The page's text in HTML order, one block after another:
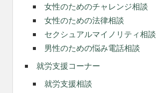
女性のためのチャレンジ相談
女性のための法律相談
セクシュアルマイノリティ相談
男性のための悩み電話相談
就労支援コーナー
就労支援相談